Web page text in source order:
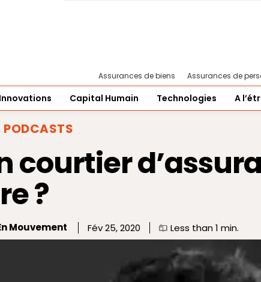
Assurances de biens Assurances de
Innovations Capital Humain Technologies A
PODCASTS
courtier
?
Mouvement Fév 25, 2020 Less than 1 min.